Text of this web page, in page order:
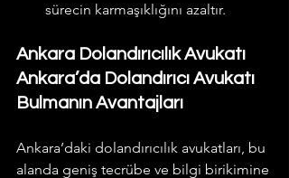
sürecin karmaşıklığını azaltır.
Ankara Dolandırıcılık Avukatı
Ankara’da Dolandırıcı Avukatı
Bulmanın Avantajları
Ankara’daki dolandırıcılık avukatları, bu
alanda geniş tecrübe ve bilgi birikimine